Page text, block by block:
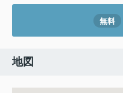
無料
地図